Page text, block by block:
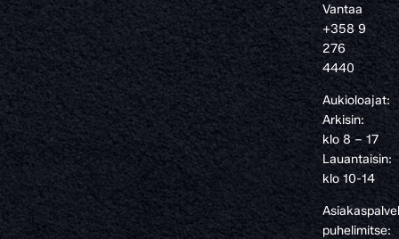
Vantaa
+358 9
276
4440
Aukioloajat:
Arkisin:
klo 8 – 17
Lauantaisin:
klo 10-14
puhelimitse: